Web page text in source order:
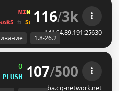
ᴍɪɴᴇ ʟᴀ ɴᴅ ɴᴇᴛᴡᴏʀᴋ ☀
⇆ ꜱᴜʀᴠɪᴠᴀʟ ꜱᴍᴘ ⇆ ꜱᴋʏʙʟᴏᴄᴋ
116/3k
141.94.89.191:25630
1.8-26.2
OG -Network | 1.8 - 26.2
PLUSHIE SHOP JUST
107/500
ba.og-network.net